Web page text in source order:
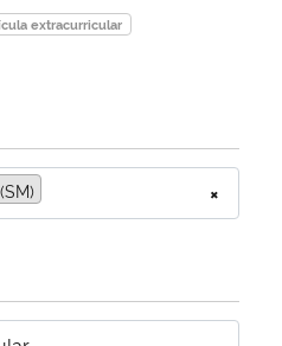
extracurricular
×